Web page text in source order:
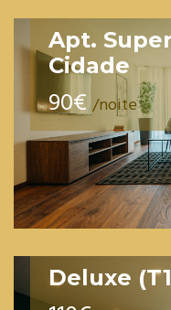
Apt.
Cidade
90€/noite
Deluxe